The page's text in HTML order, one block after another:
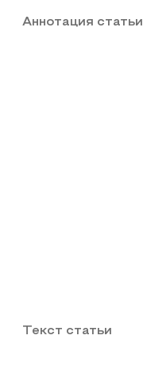
Аннотация статьи
Текст статьи